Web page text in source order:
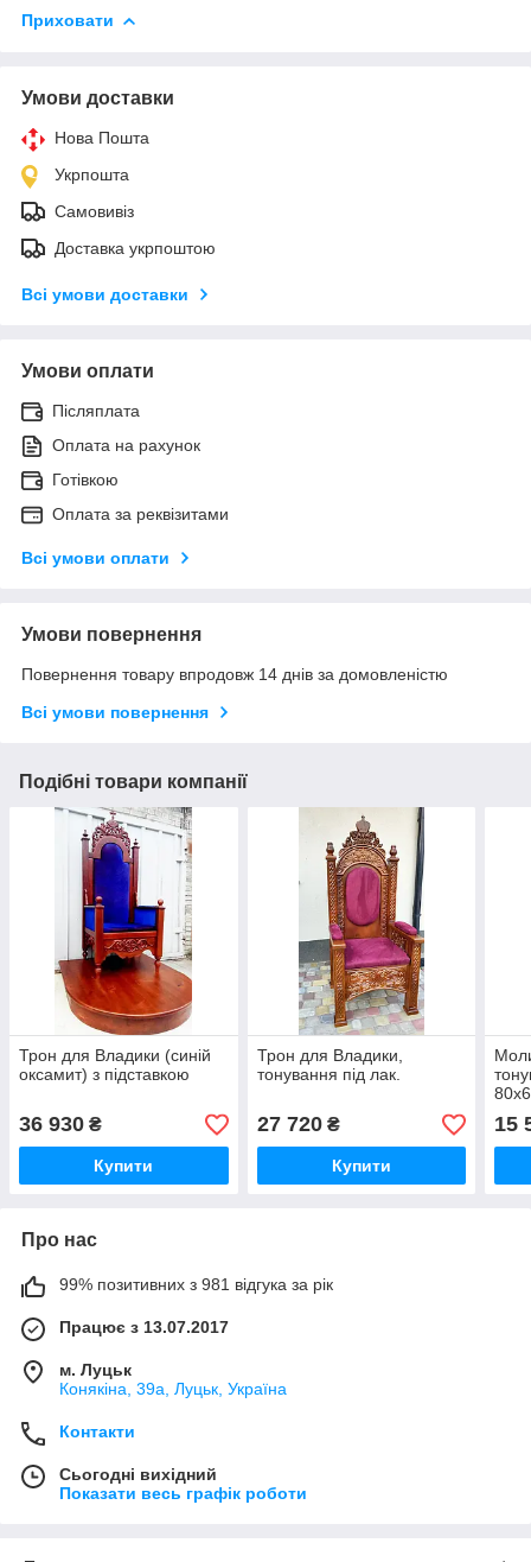
Приховати
Умови доставки
Нова Пошта
Укрпошта
Самовивіз
Доставка укрпоштою
Всі умови доставки
Умови оплати
Післяплата
Оплата на рахунок
Готівкою
Оплата за реквізитами
Всі умови оплати
Умови повернення
Повернення товару впродовж 14 днів за домовленістю
Всі умови повернення
Подібні товари компанії
Трон для Владики (синій
оксамит) з підставкою
36 930 ₴
Купити
Трон для Владики,
тонування під лак.
27 720₴
Купити
15
Про нас
99% позитивних з 981 відгука за рік
Працює з 13.07.2017
м. Луцьк
Конякіна, 39а, Луцьк, Україна
Контакти
Сьогодні вихідний
Показати весь графік роботи